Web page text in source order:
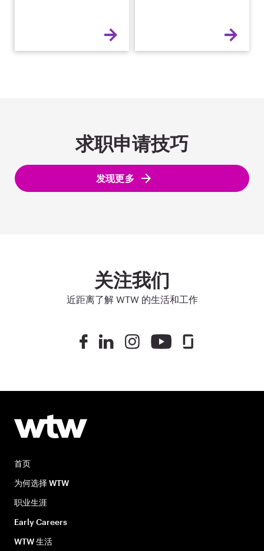
求职申请技巧
发现更多
关注我们
近距离了解 WTW 的生活和工作
首页
为何选择 WTW
职业生涯
Early Careers
WTW 生活